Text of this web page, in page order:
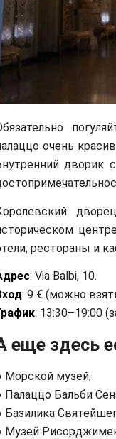
очень
дворик
рестораны и
: Via Balbi, 10.
: 9 € (можно
: 13:30–19:00
еще здесь
Морской музей;
Палаццо Бальби
Базилика
Музей